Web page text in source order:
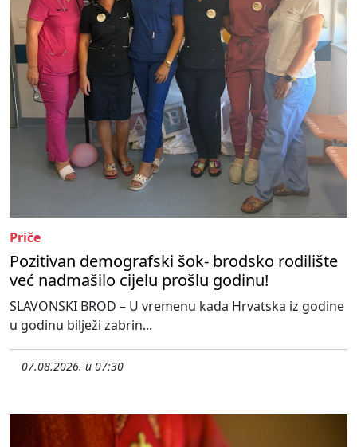
Priče
Pozitivan demografski šok- brodsko rodilište
već nadmašilo cijelu prošlu godinu!
SLAVONSKI BROD – U vremenu kada Hrvatska iz godine
u godinu bilježi zabrin...
07.08.2026. u 07:30